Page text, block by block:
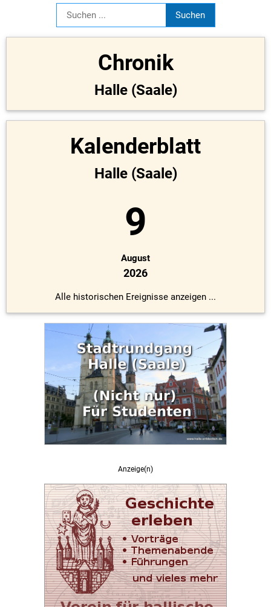
Chronik
Halle (Saale)
Kalenderblatt
Halle (Saale)
9
August
2026
Alle historischen Ereignisse anzeigen ...
Anzeige(n)